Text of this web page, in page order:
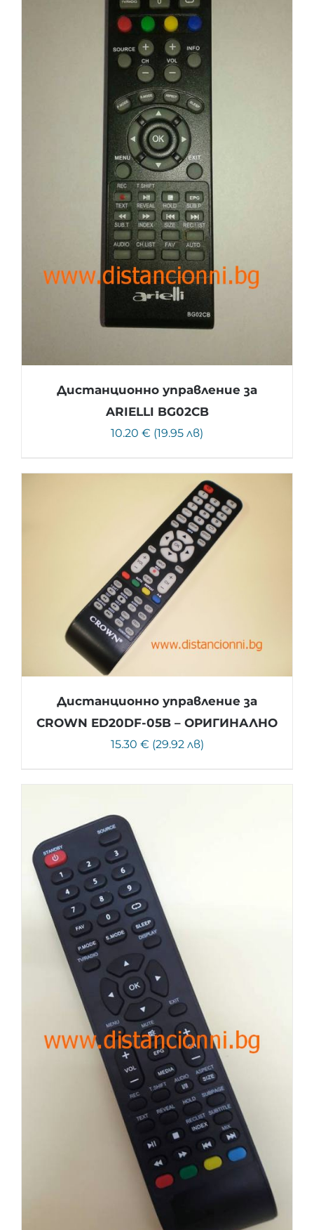
Дистанционно управление за
ARIELLI BG02CB
10.20 € (19.95 лв)
Дистанционно управление за
CROWN ED20DF-05B – ОРИГИНАЛНО
15.30 € (29.92 лв)